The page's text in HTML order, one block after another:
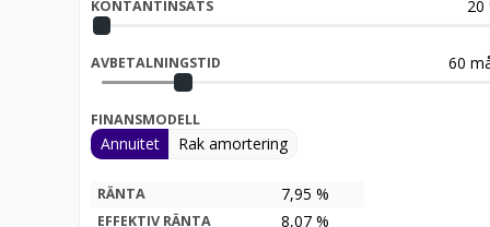
KONTANTINSATS 20
AVBETALNINGSTID 60
FINANSMODELL
Annuitet Rak amortering
RÄNTA 7,95 %
EFFEKTIV RÄNTA 8,07 %